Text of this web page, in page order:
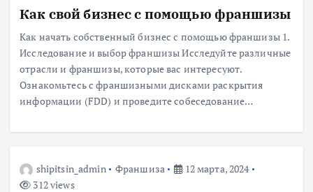
Как свой бизнес с помощью франшизы
Как начать собственный бизнес с помощью франшизы 1.
Исследование и выбор франшизы Исследуйте различные
отрасли и франшизы, которые вас интересуют.
Ознакомьтесь с франшизными дисками раскрытия
информации (FDD) и проведите собеседование…
shipitsin_admin Франшиза
12 марта, 2024
312 views